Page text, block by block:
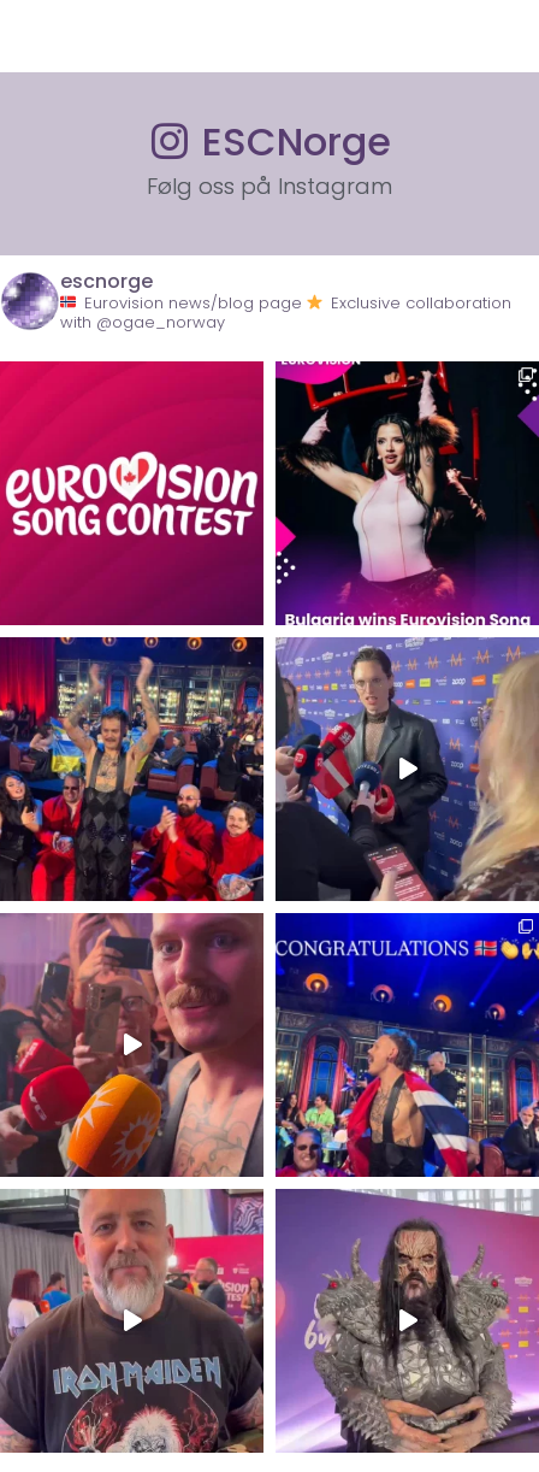
ESCNorge
Følg oss på Instagram
escnorge
Eurovision news/blog page
Exclusive collaboration
with @ogae_norway